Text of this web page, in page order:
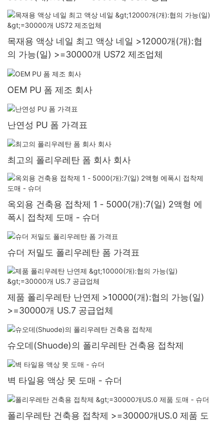
목재용 액상 네일 최고 액상 네일 >12000개(개):협
의 가능(일) >=30000개 US72 제조업체
OEM PU 폼 제조 회사
난연성 PU 폼 가격표
최고의 폴리우레탄 폼 회사 회사
옥외용 건축용 접착제 1 - 5000(개):7(일) 2액형 에
폭시 접착제 도매 - 슈더
슈더 저밀도 폴리우레탄 폼 가격표
제품 폴리우레탄 난연제 >10000(개):협의 가능(일)
>=30000개 US.7 공급업체
슈오데(Shuode)의 폴리우레탄 건축용 접착제
벽 타일용 액상 못 도매 - 슈더
폴리우레탄 건축용 접착제 >=30000개US.0 제품 도